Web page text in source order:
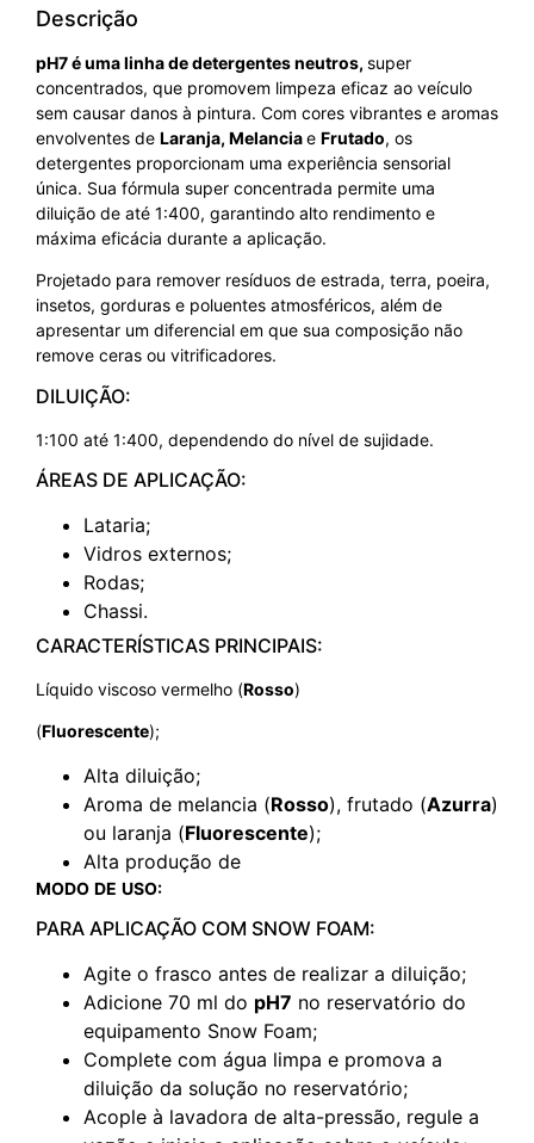
Descrição
pH7 é uma linha de detergentes neutros, super
concentrados, que promovem limpeza eficaz ao veículo
sem causar danos à pintura. Com cores vibrantes e aromas
envolventes de Laranja, Melanciae Frutado, os
detergentes proporcionam uma experiência sensorial
única. Sua fórmula super concentrada permite uma
diluição de até 1:400, garantindo alto rendimento e
máxima eficácia durante a aplicação.
Projetado para remover resíduos de estrada, terra, poeira,
insetos, gorduras e poluentes atmosféricos, além de
apresentar um diferencial em que sua composição não
remove ceras ou vitrificadores.
DILUIÇÃO:
1:100 até 1:400, dependendo do nível de sujidade.
ÁREAS DE APLICAÇÃO:
Lataria;
Vidros externos;
Rodas;
Chassi.
CARACTERÍSTICAS PRINCIPAIS:
Líquido viscoso vermelho (Rosso)
(Fluorescente);
Alta diluição;
Aroma de melancia (Rosso), frutado (Azurra)
ou laranja (Fluorescente);
Alta produção de
MODO DE USO:
PARA APLICAÇÃO COM SNOW FOAM:
Agite o frasco antes de realizar a diluição;
Adicione 70 ml do pH7 no reservatório do
equipamento Snow Foam;
Complete com água limpa e promova a
diluição da solução no reservatório;
Acople à lavadora de alta-pressão, regule a